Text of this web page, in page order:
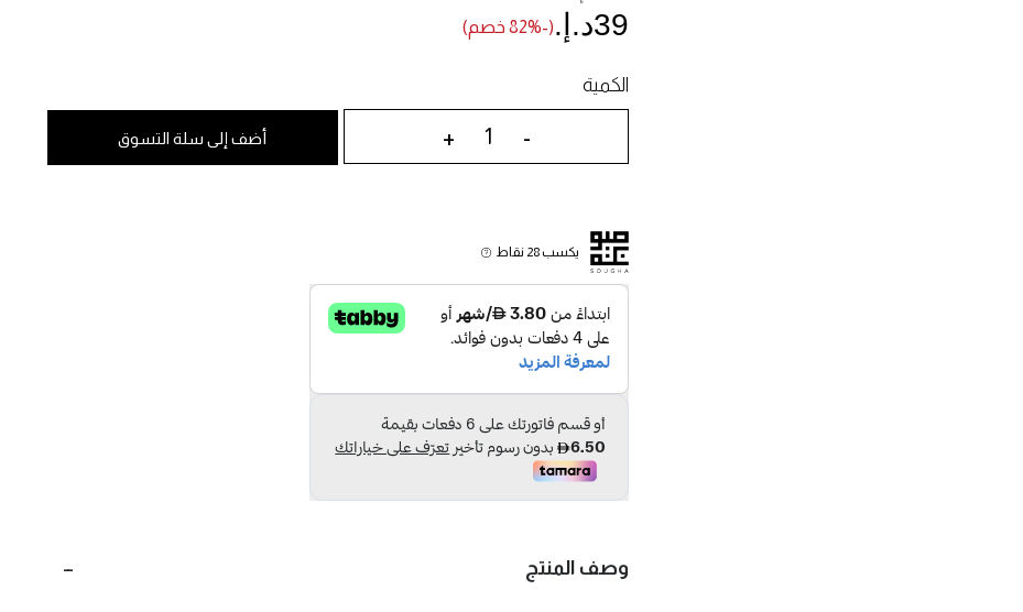
39د.إ.‏ (-82% خصم)
الكمية
-
+ أضف إلى سلة التسوق
يكسب 28 نقاط
وصف المنتج